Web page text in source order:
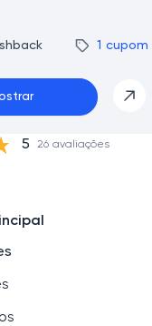
1 cupom
5 26 avaliações